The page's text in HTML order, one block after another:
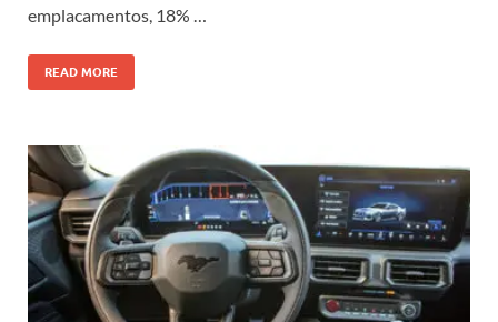
emplacamentos, 18% …
READ MORE